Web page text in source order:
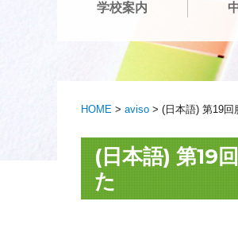
学校案内
HOME > aviso > (日本語) 第19回
(日本語) 第19
た